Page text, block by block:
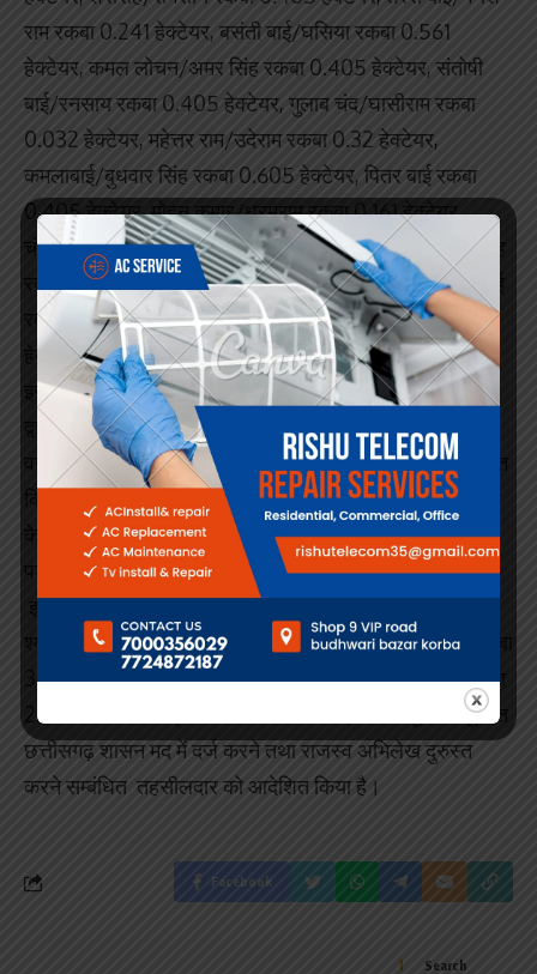
राम रकबा 0.241 हेक्टेयर, बसंती बाई/घसिया रकबा 0.561
हेक्टेयर, कमल लोचन/अमर सिंह रकबा 0.405 हेक्टेयर, संतोषी
बाई/रनसाय रकबा 0.405 हेक्टेयर, गुलाब चंद/घासीराम रकबा
0.032 हेक्टेयर, महेत्तर राम/उदेराम रकबा 0.32 हेक्टेयर,
कमलाबाई/बुधवार सिंह रकबा 0.605 हेक्टेयर, पितर बाई रकबा
0.405 हेक्टेयर, मोहन कुमार/धरमूराम रकबा 0.161 हेक्टेयर,
चंद्रेश कुमार/राजपत रकबा 0.805 हेक्टेयर, संतसिंह/बुधवार सिंह
रकबा 0.607 हेक्टेयर, राधाबाई रकबा 0.160 हेक्टेयर, सोनिया बाई
रकबा 0.641 हेक्टेयर और लक्ष्मण प्रसाद/बाबूलाल रकबा 0.320
हेक्टेयर फर्जी पट्टे को निरस्त किया गया है।
इसी प्रकार ग्राम जोगीपाली के आवेदक तेजराम व अन्य ग्रामीणों
द्वारा ग्राम के खसरा नंबर 29 बड़े झाड़ के जंगल मद में दर्ज भूमि पर
वनाधिकार पट्टा प्रदाय करने एवं फर्जी वनाधिकार पट्टा को निरस्त
किए जाने हेतु आवेदन प्रस्तुत किया गया था। तहसील दार करतला
के जांच प्रतिवेदन सहित मूल नस्ती के आधार पर फर्जी वनाधिकार
पट्टा धारी सूर्यकांति पति ओमप्रकाश रकबा 2.0230 हेक्टेयर,
इस्माईल पिता बड़कू खां रकबा 1.0320 हेक्टेयर, दिलासो बाई पति
श्याम लाल रकबा 2.0230 हेक्टेयर, कमला बाई पति शंकरदास रकबा
3.0480 हेक्टेयर एवं भारत भूषण बैरागी पिता लोकनाथ बैरागी रकबा
2.0230 हेक्टेयर पट्टे को निरस्त किया है एवं उक्त भूमि को पूर्ववत
छत्तीसगढ़ शासन मद में दर्ज करने तथा राजस्व अभिलेख दुरुस्त
करने सम्बंधित तहसीलदार को आदेशित किया है।
Facebook
Search